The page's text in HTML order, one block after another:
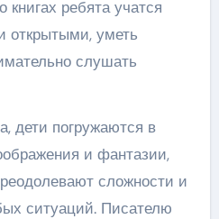
книгах ребята учатся
уметь
слушать
дети погружаются в
и фантазии,
сложности и
ситуаций. Писателю